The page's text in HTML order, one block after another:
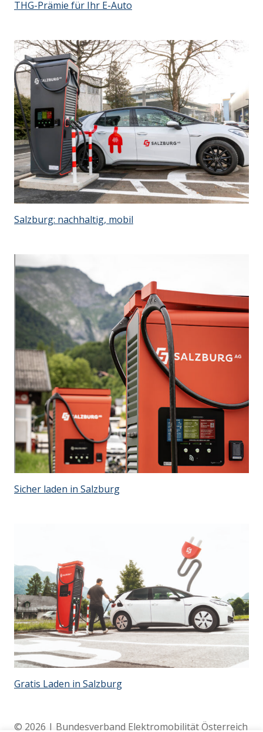
THG-Prämie für Ihr E-Auto
Salzburg: nachhaltig, mobil
Sicher laden in Salzburg
Gratis Laden in Salzburg
© 2026 | Bundesverband Elektromobilität Österreich